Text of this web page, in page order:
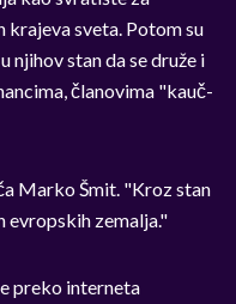
sveta. Potom su
njihov stan da se druže i
članovima "kauč-
Marko Šmit. "Kroz stan
evropskih zemalja."
preko interneta